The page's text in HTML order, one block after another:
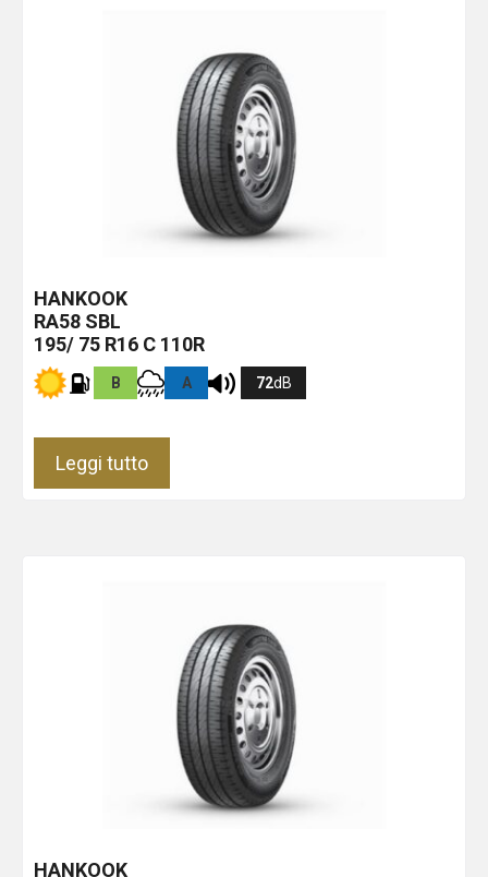
HANKOOK
RA58 SBL
195/ 75 R16 C 110R
B A 72dB
Leggi tutto
HANKOOK